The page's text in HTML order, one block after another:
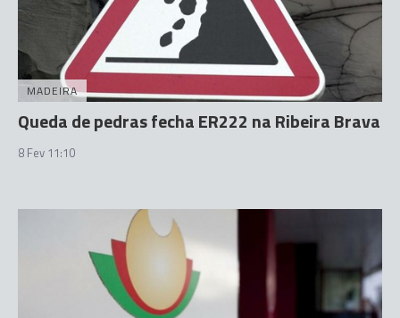
MADEIRA
Queda de pedras fecha ER222 na Ribeira Brava
8 Fev 11:10